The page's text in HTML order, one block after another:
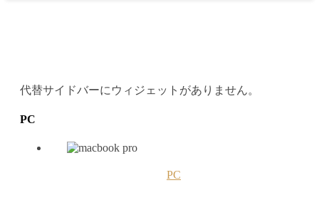
代替サイドバーにウィジェットがありません。
PC
PC